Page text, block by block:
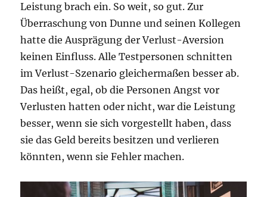
Leistung brach ein. So weit, so gut. Zur
Überraschung von Dunne und seinen Kollegen
hatte die Ausprägung der Verlust-Aversion
keinen Einfluss. Alle Testpersonen schnitten
im Verlust-Szenario gleichermaßen besser ab.
Das heißt, egal, ob die Personen Angst vor
Verlusten hatten oder nicht, war die Leistung
besser, wenn sie sich vorgestellt haben, dass
sie das Geld bereits besitzen und verlieren
könnten, wenn sie Fehler machen.